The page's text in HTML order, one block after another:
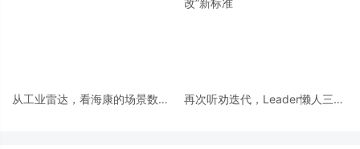
从工业雷达，看海康的场景数字
再次听劝迭代，Leader懒人三筒